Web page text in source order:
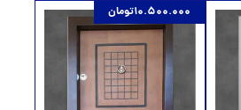
10.500.000تومان